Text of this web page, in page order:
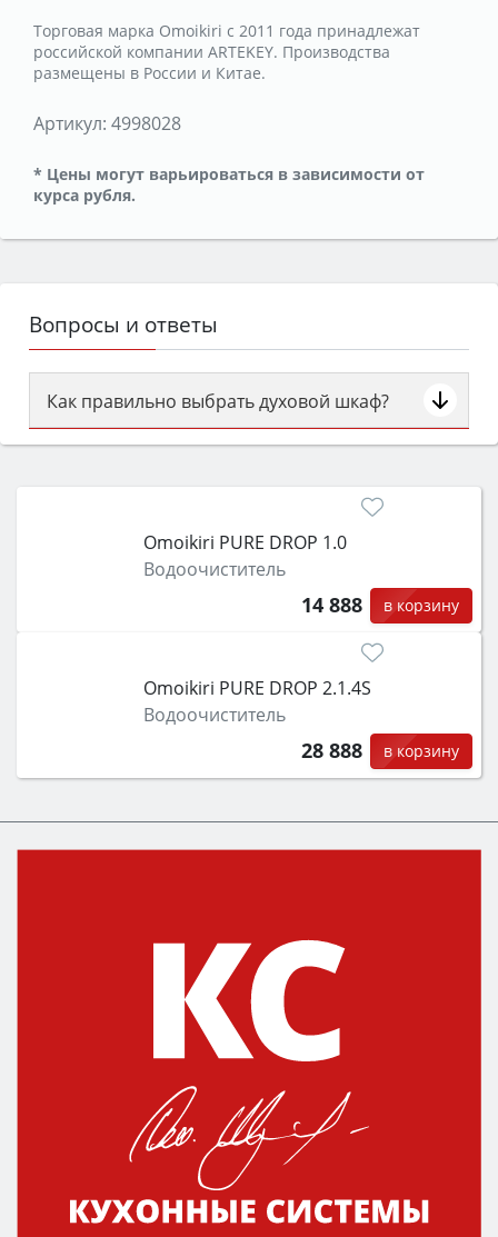
Торговая марка Omoikiri с 2011 года принадлежат
российской компании АRTEKEY. Производства
размещены в России и Китае.
Артикул: 4998028
* Цены могут варьироваться в зависимости от
курса рубля.
Вопросы и ответы
Как правильно выбрать духовой шкаф?
Сначала определитесь с типом (газовый или
затем смотрите на объём 50–70 л для семьи,
функции (конвекция, гриль, самоочистка,
защита от детей).
Omoikiri PURE DROP 1.0
Водоочиститель
14 888 в корзину
Omoikiri PURE DROP 2.1.4S
Водоочиститель
28 888 в корзину